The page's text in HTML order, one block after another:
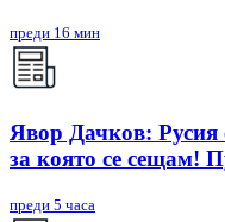
преди 16 мин
Явор Дачков: Русия
за която се сещам!
преди 5 часа